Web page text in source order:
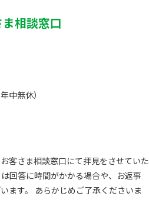
相談窓口
中無休）
客さま相談窓口にて拝見をさせていた
回答に時間がかかる場合や、お返事
ます。 あらかじめご了承くださいま